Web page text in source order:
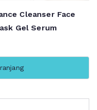
Cleanser Face
Gel Serum